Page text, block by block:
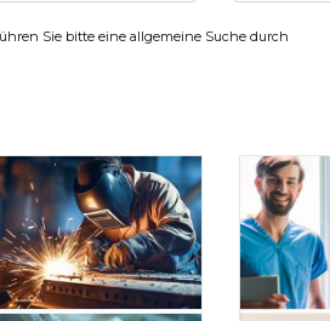
Sie bitte eine allgemeine Suche durch